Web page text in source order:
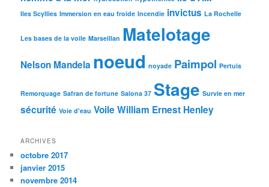
Iles Scyllies Immersion en eau froide Incendie invictus La Rochelle
Les bases de la voile Marseillan Matelotage
Nelson Mandela noeud noyade Paimpol Pertuis
Remorquage Safran de fortune Salona 37 Stage Survie en mer
sécurité Voie d'eau Voile William Ernest Henley
ARCHIVES
octobre 2017
janvier 2015
novembre 2014